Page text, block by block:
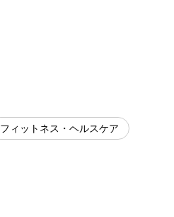
フィットネス・ヘルスケア